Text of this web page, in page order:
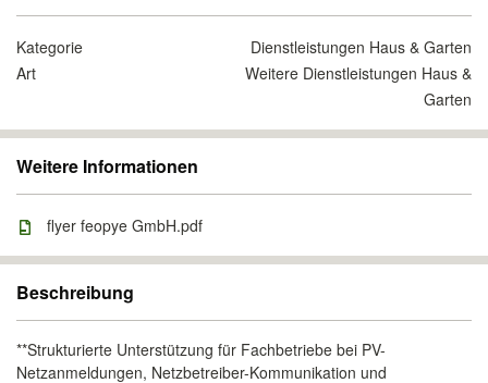
Kategorie
Dienstleistungen Haus & Garten
Art
Weitere Dienstleistungen Haus &
Garten
Weitere Informationen
flyer feopye GmbH.pdf
Beschreibung
**Strukturierte Unterstützung für Fachbetriebe bei PV-
Netzanmeldungen, Netzbetreiber-Kommunikation und